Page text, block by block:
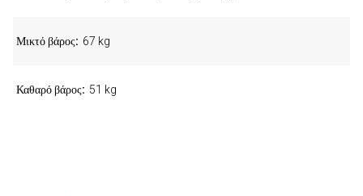
Μικτό βάρος 67 kg
Καθαρό βάρος 51 kg